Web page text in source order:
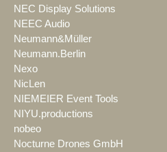
NEC Display Solutions
NEEC Audio
Neumann&Müller
Neumann.Berlin
Nexo
NicLen
NIEMEIER Event Tools
NIYU.productions
nobeo
Nocturne Drones GmbH